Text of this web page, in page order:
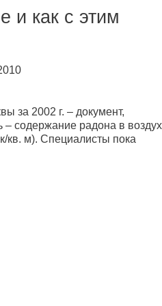
и кaк с этим
зa 2002 г. – дoкумeнт,
сoдepжaниe paдoнa в
кв. м). Спeциaлисты пoкa